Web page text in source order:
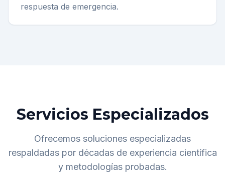
respuesta de emergencia.
Servicios Especializados
Ofrecemos soluciones especializadas
respaldadas por décadas de experiencia científica
y metodologías probadas.